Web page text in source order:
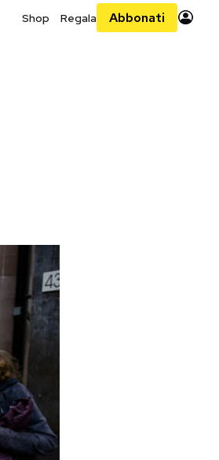
Shop Regala Abbonati